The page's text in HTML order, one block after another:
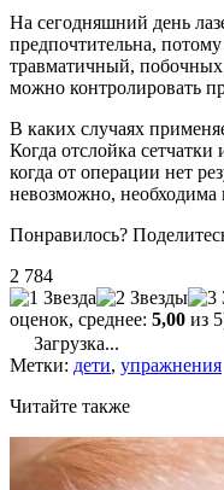
На сегодняшний день
предпочтительна,
травматичный,
можно контролировать
В каких случаях
Когда отслойка
когда от операции нет
невозможно, необходима
Понравилось?
2 784
оценок, среднее: 5,00 из
Загрузка...
Метки: дети, упражнения
Читайте также